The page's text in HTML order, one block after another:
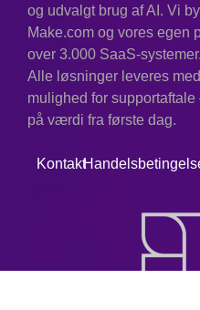
og udvalgt brug af AI. Vi
Make.com og vores egen
over 3.000 SaaS-systemer.
Alle løsninger leveres
mulighed for
på værdi fra første dag.
Kontakt